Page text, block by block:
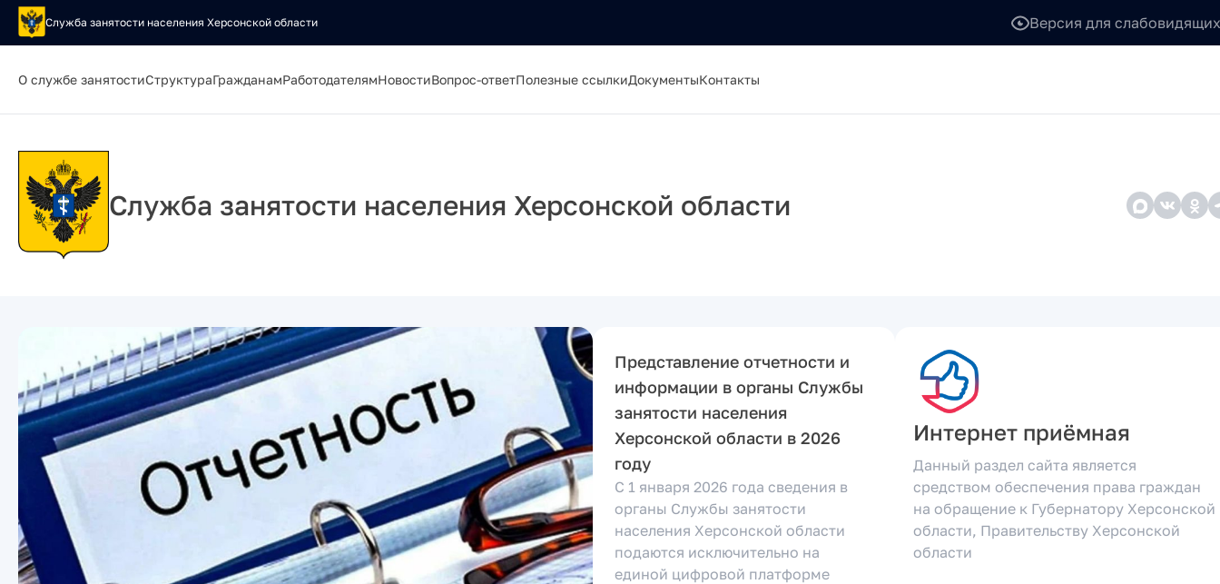
Служба занятости населения Херсонской области Версия для слабовидящих
О службе занятостиСтруктураГражданамРаботодателямНовостиВопрос-ответПолезные ссылкиДокументыКонтакты
Служба занятости населения Херсонской области
Представление отчетности и
информации в органы Службы
занятости населения
Херсонской области в 2026
году
С 1 января 2026 года сведения в
органы Службы занятости
населения Херсонской области
подаются исключительно на
единой цифровой платформе
Интернет приёмная
Данный раздел сайта является
средством обеспечения права граждан
на обращение к Губернатору Херсонской
области, Правительству Херсонской
области